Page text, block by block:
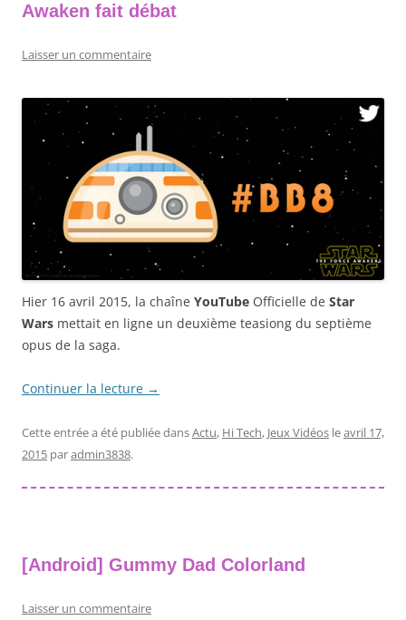
Awaken fait débat
Laisser un commentaire
Hier 16 avril 2015, la chaîne YouTube Officielle de Star
Wars mettait en ligne un deuxième teasiong du septième
opus de la saga.
Continuer la lecture →
Cette entrée a été publiée dansActu, Hi Tech, Jeux Vidéos leavril 17,
2015 paradmin3838.
[Android] Gummy Dad Colorland
Laisser un commentaire